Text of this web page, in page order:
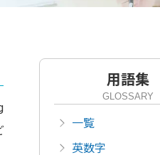
用語集
GLOSSARY
一覧
英数字